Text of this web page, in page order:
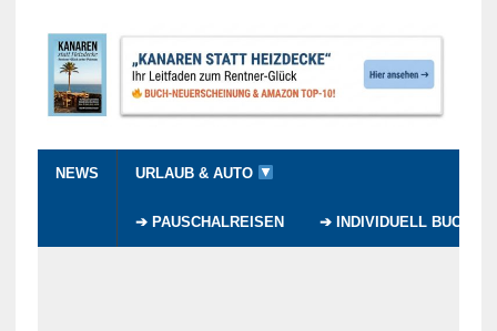
NEWS URLAUB & AUTO
➔ PAUSCHALREISEN ➔ INDIVIDUELL BUCHEN